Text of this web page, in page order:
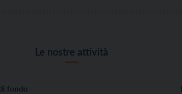
Le nostre attività
fondo